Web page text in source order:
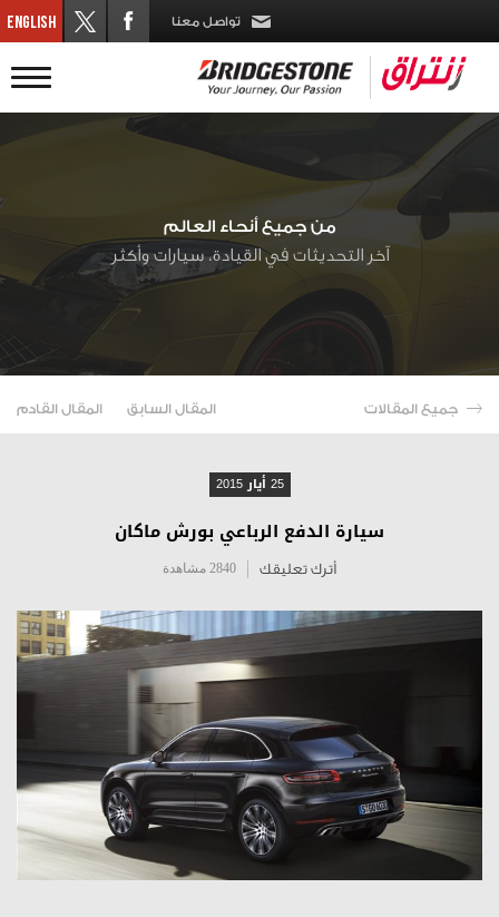
تواصل معنا
من جميع أنحاء العالم
آخر التحديثات في القيادة، سيارات وأكثر
جميع المقالات المقال السابق المقال القادم
25 أيار 2015
سيارة الدفع الرباعي بورش ماكان
أترك تعليقك 2840 مشاهدة